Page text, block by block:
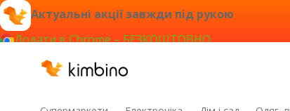
Актуальні акції завжди під рукою
Додати в Chrome – БЕЗКОШТОВНО